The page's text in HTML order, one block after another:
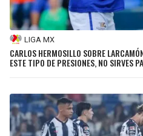
LIGA MX
CARLOS HERMOSILLO SOBRE
ESTE TIPO DE PRESIONES, NO SIRVES